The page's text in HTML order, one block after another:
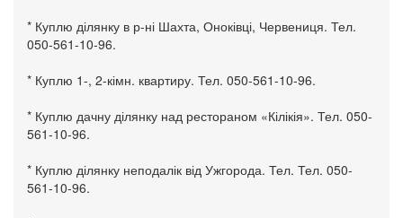
* Куплю ділянку в р-ні Шахта, Оноківці, Червениця. Тел.
050-561-10-96.
* Куплю 1-, 2-кімн. квартиру. Тел. 050-561-10-96.
* Куплю дачну ділянку над рестораном «Кілікія». Тел. 050-
561-10-96.
* Куплю ділянку неподалік від Ужгорода. Тел. Тел. 050-
561-10-96.